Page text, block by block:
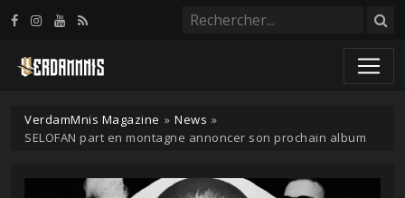
VerdamMnis Magazine » News »
SELOFAN part en montagne annoncer son prochain album
Panneau de gestion des cookies